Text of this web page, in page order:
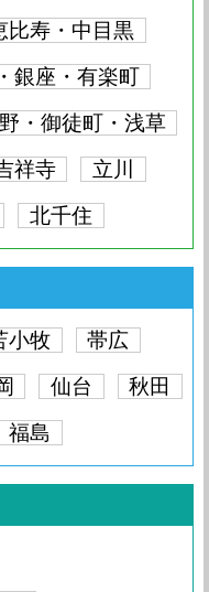
い合わせ
い合わせ
い合わせ
い合わせ
問い合わせ
い合わせ
い合わせ
い合わせ
い合わせ
問い合わせ
い合わせ
い合わせ
い合わせ
問い合わせ
い合わせ
問い合わせ
い合わせ
い合わせ
い合わせ
い合わせ
問い合わせ
い合わせ
い合わせ
い合わせ
い合わせ
い合わせ
い合わせ
い合わせ
い合わせ
い合わせ
い合わせ
い合わせ
い合わせ
い合わせ
い合わせ
い合わせ
い合わせ
い合わせ
い合わせ
い合わせ
い合わせ
い合わせ
い合わせ
問い合わせ
問い合わせ
い合わせ
い合わせ
い合わせ
い合わせ
い合わせ
比寿・中目黒
銀座・有楽町
・御徒町・浅草
祥寺
立川
北千住
小牧
帯広
仙台
秋田
福島